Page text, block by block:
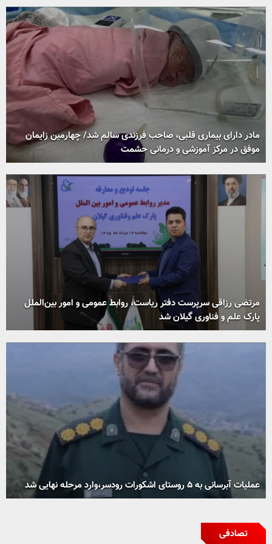
مادر دارای بیماری قلبی، صاحب فرزندی سالم شد/ چهارمین زایمان
موفق در مرکز آموزشی و درمانی حشمت
مرتضی رزاقی سرپرست دفتر ریاست، روابط عمومی و امور بین‌الملل
پارک علم و فناوری گیلان شد
عملیات آبرسانی به ۵ روستای اشکورات رودسر،وارد مرحله نهایی شد
تصادفی